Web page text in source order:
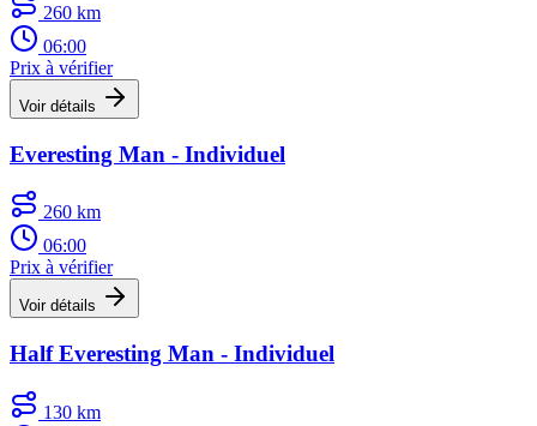
260 km
06:00
Prix à vérifier
Voir détails
Everesting Man - Individuel
260 km
06:00
Prix à vérifier
Voir détails
Half Everesting Man - Individuel
130 km